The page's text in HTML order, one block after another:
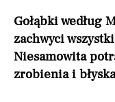
Gołąbki według
zachwyci
Niesamowita
zrobienia i